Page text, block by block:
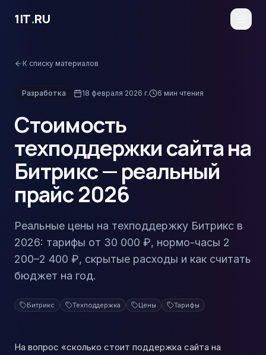
1IT.RU
К списку материалов
Разработка 18 февраля 2026 г. 6 мин чтения
Стоимость
техподдержки сайта на
Битрикс — реальный
прайс 2026
Реальные цены на техподдержку Битрикс в
2026: тарифы от 30 000 ₽, нормо-часы 2
200–2 400 ₽, скрытые расходы и как считать
бюджет на год.
Битрикс Техподдержка Цены Тарифы
На вопрос «сколько стоит поддержка сайта на